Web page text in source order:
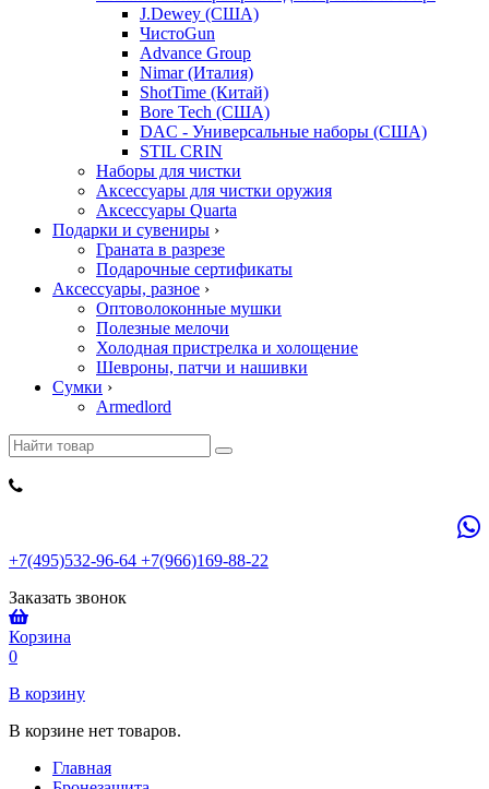
J.Dewey (США)
ЧистоGun
Advance Group
Nimar (Италия)
ShotTime (Китай)
Bore Tech (США)
DAC - Универсальные наборы (США)
STIL CRIN
Наборы для чистки
Аксессуары для чистки оружия
Аксессуары Quarta
Подарки и сувениры ›
Граната в разрезе
Подарочные сертификаты
Аксессуары, разное ›
Оптоволоконные мушки
Полезные мелочи
Холодная пристрелка и холощение
Шевроны, патчи и нашивки
Сумки ›
Armedlord
+7(495)532-96-64 +7(966)169-88-22
Заказать звонок
Корзина
0
В корзину
В корзине нет товаров.
Главная